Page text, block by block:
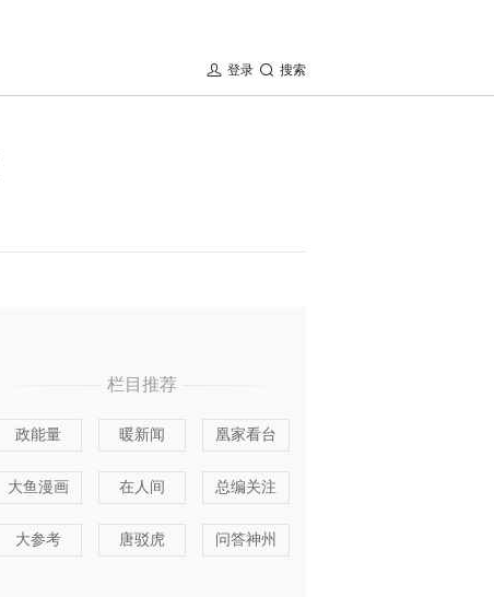
搜索
登录
栏目推荐
政能量 暖新闻 凰家看台
大鱼漫画 在人间 总编关注
大参考 唐驳虎 问答神州